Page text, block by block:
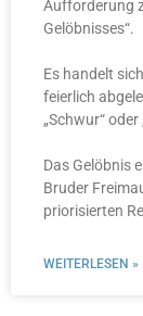
Aufforderung
Gelöbnisses“.
Es handelt
feierlich
„Schwur“ oder
Das Gelöbnis
Bruder
priorisierten
WEITERLESEN »